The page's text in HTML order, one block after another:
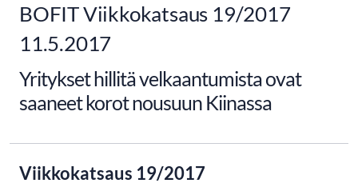
BOFIT Viikkokatsaus 19/2017
11.5.2017
Yritykset hillitä velkaantumista ovat
saaneet korot nousuun Kiinassa
Viikkokatsaus 19/2017